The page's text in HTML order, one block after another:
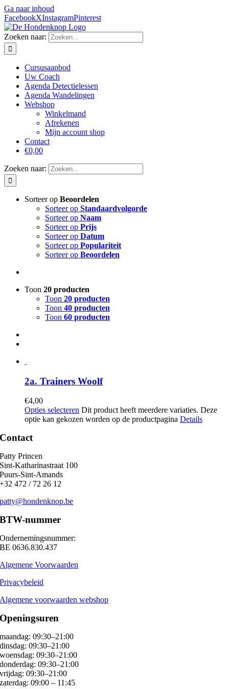
Ga naar inhoud
FacebookXInstagramPinterest
Zoeken naar:
Cursusaanbod
Uw Coach
Agenda Detectielessen
Agenda Wandelingen
Webshop
Winkelmand
Afrekenen
Mijn account shop
Contact
€0,00
Zoeken naar:
Sorteer op Beoordelen
Sorteer op Standaardvolgorde
Sorteer op Naam
Sorteer op Prijs
Sorteer op Datum
Sorteer op Populariteit
Sorteer op Beoordelen
Toon 20 producten
Toon 20 producten
Toon 40 producten
Toon 60 producten
2a. Trainers Woolf
€4,00
Opties selecteren Dit product heeft meerdere variaties. Deze
optie kan gekozen worden op de productpagina Details
Contact
Patty Princen
Sint-Katharinastraat 100
Puurs-Sint-Amands
+32 472 / 72 26 12
patty@hondenknop.be
BTW-nummer
Ondernemingsnummer:
BE 0636.830.437
Algemene Voorwaarden
Privacybeleid
Algemene voorwaarden webshop
Openingsuren
maandag: 09:30–21:00
dinsdag: 09:30–21:00
woensdag: 09:30–21:00
donderdag: 09:30–21:00
vrijdag: 09:30–21:00
zaterdag: 09:00 – 11:45